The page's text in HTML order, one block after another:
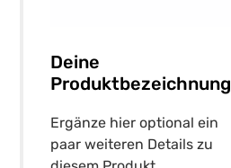
Deine
Produktbezeichnung
Ergänze hier optional ein
paar weiteren Details zu